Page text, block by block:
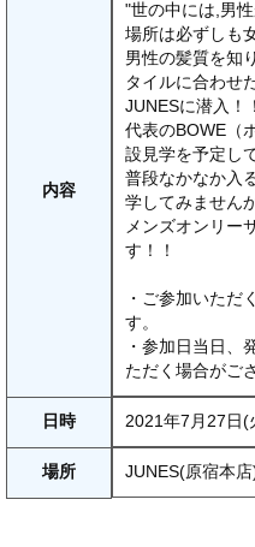
内容
"世の中には,男
場所は必ずしも
男性の髪質を知
タイルに合わせ
JUNESに潜入！！
代表のBOWE（
設見学を予定し
普段なかなか入
学してみません
メンズオンリー
す！！
・ご参加いただ
す。
・参加日当日、
ただく場合がご
日時 2021年7月27日(
場所 JUNES(原宿本店